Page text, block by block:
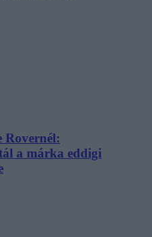
Rovernél:
a márka eddigi